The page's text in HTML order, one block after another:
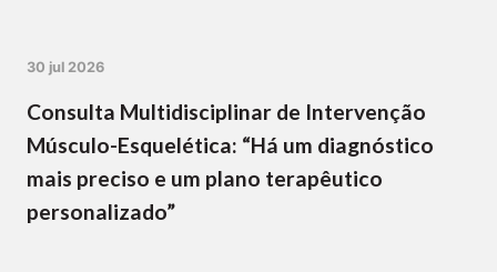
30 jul 2026
Consulta Multidisciplinar de Intervenção
Músculo-Esquelética: “Há um diagnóstico
mais preciso e um plano terapêutico
personalizado”